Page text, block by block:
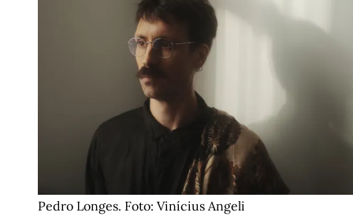
Pedro Longes. Foto: Vinícius Angeli